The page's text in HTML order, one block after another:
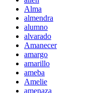
Alma
almendra
alumno
alvarado
Amanecer
amargo
amarillo
ameba
Amelie
amenaza